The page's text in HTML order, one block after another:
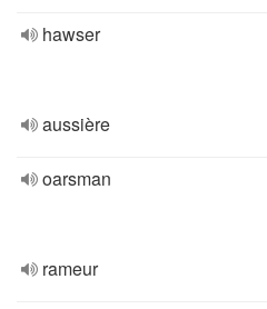
hawser
aussière
oarsman
rameur